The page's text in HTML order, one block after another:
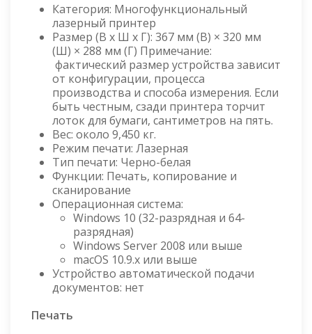
Категория: Многофункциональный
лазерный принтер
Размер (В x Ш x Г): 367 мм (В) × 320 мм
(Ш) × 288 мм (Г) Примечание:
фактический размер устройства зависит
от конфигурации, процесса
производства и способа измерения. Если
быть честным, сзади принтера торчит
лоток для бумаги, сантиметров на пять.
Вес: около 9,450 кг.
Режим печати: Лазерная
Тип печати: Черно-белая
Функции: Печать, копирование и
сканирование
Операционная система:
Windows 10 (32-разрядная и 64-
разрядная)
Windows Server 2008 или выше
macOS 10.9.x или выше
Устройство автоматической подачи
документов: нет
Печать